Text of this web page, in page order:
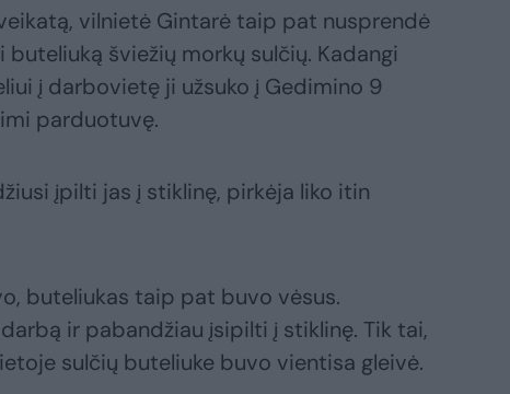
vilnietė Gintarė taip pat nusprendė
šviežių morkų sulčių. Kadangi
į darbovietę ji užsuko į Gedimino 9
parduotuvę.
įpilti jas į stiklinę, pirkėja liko itin
buteliukas taip pat buvo vėsus.
ir pabandžiau įsipilti į stiklinę. Tik tai,
sulčių buteliuke buvo vientisa gleivė.